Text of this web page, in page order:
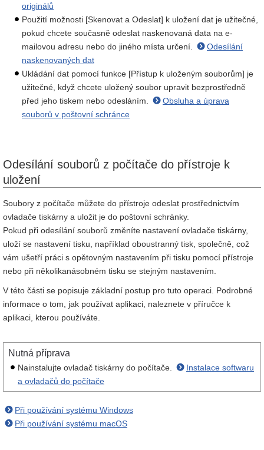
originálů
Použití možnosti [Skenovat a Odeslat] k uložení dat je užitečné,
pokud chcete současně odeslat naskenovaná data na e-
mailovou adresu nebo do jiného místa určení.
Odesílání
naskenovaných dat
Ukládání dat pomocí funkce [Přístup k uloženým souborům] je
užitečné, když chcete uložený soubor upravit bezprostředně
před jeho tiskem nebo odesláním.
Obsluha a úprava
souborů v poštovní schránce
Odesílání souborů z počítače do přístroje k
uložení
Soubory z počítače můžete do přístroje odeslat prostřednictvím
ovladače tiskárny a uložit je do poštovní schránky.
Pokud při odesílání souborů změníte nastavení ovladače tiskárny,
uloží se nastavení tisku, například oboustranný tisk, společně, což
vám ušetří práci s opětovným nastavením při tisku pomocí přístroje
nebo při několikanásobném tisku se stejným nastavením.
V této části se popisuje základní postup pro tuto operaci. Podrobné
informace o tom, jak používat aplikaci, naleznete v příručce k
aplikaci, kterou používáte.
Nutná příprava
Nainstalujte ovladač tiskárny do počítače.
Instalace softwaru
a ovladačů do počítače
Při používání systému Windows
Při používání systému macOS